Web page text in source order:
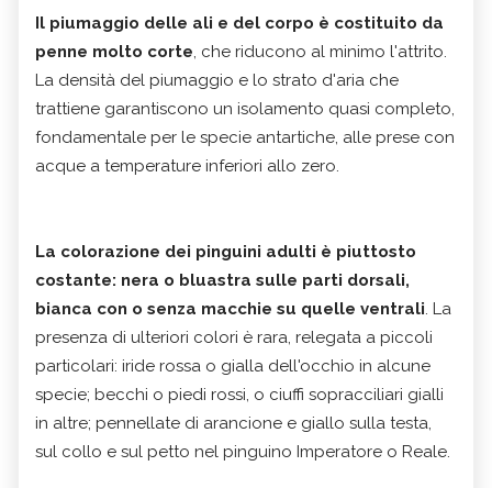
Il piumaggio delle ali e del corpo è costituito da
penne molto corte, che riducono al minimo l'attrito.
La densità del piumaggio e lo strato d'aria che
trattiene garantiscono un isolamento quasi completo,
fondamentale per le specie antartiche, alle prese con
acque a temperature inferiori allo zero.
La colorazione dei pinguini adulti è piuttosto
costante: nera o bluastra sulle parti dorsali,
bianca con o senza macchie su quelle ventrali. La
presenza di ulteriori colori è rara, relegata a piccoli
particolari: iride rossa o gialla dell'occhio in alcune
specie; becchi o piedi rossi, o ciuffi sopracciliari gialli
in altre; pennellate di arancione e giallo sulla testa,
sul collo e sul petto nel pinguino Imperatore o Reale.